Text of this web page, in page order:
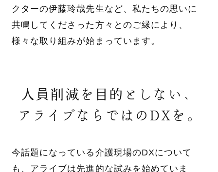
クターの伊藤玲哉先生など、私たちの思いに
共鳴してくださった方々とのご縁により、
様々な取り組みが始まっています。
人員削減を目的としない、
アライブならではのDXを。
今話題になっている介護現場のDXについて
も、アライブは先進的な試みを始めていま